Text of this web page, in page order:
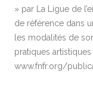
» par La Ligue de
de référence dans
les modalités de
pratiques artistiques
www.fnfr.org/